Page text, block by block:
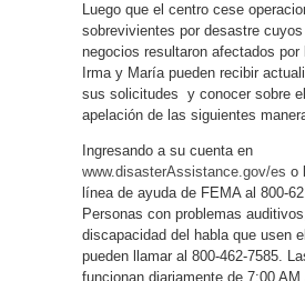
Luego que el centro cese
sobrevivientes por desastre
negocios resultaron afectados por
Irma y María pueden recibir
sus solicitudes y conocer sobre
apelación de las siguientes
Ingresando a su cuenta en
www.disasterAssistance.gov/es o
línea de ayuda de FEMA al 800-
Personas con problemas
discapacidad del habla que usen
pueden llamar al 800-462-7585.
funcionan diariamente de 7:00 AM